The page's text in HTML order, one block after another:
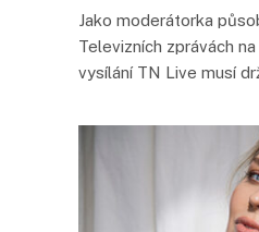
Jako moderátorka
Televizních zprávách
vysílání TN Live musí